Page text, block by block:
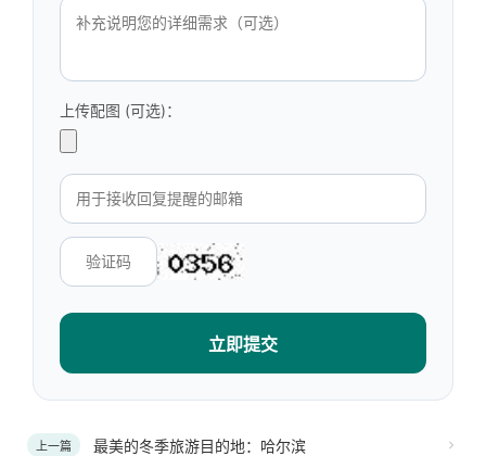
上传配图 (可选)：
立即提交
上一篇 最美的冬季旅游目的地：哈尔滨